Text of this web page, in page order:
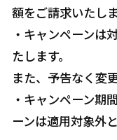
額をご請求いたしま
・キャンペーンは
たします。
また、予告なく変
・キャンペーン期
ーンは適用対象外